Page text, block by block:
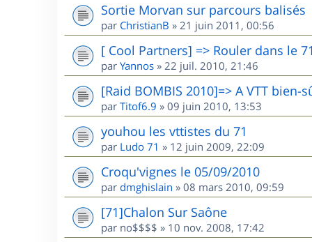
Sortie Morvan sur parcours balisés
par ChristianB » 21 juin 2011, 00:56
[ Cool Partners] => Rouler dans le 71
par Yannos » 22 juil. 2010, 21:46
[Raid BOMBIS 2010]=> A VTT bien-
par Titof6.9 » 09 juin 2010, 13:53
youhou les vttistes du 71
par Ludo 71 » 12 juin 2009, 22:09
Croqu'vignes le 05/09/2010
par dmghislain » 08 mars 2010, 09:59
[71]Chalon Sur Saône
par no$$$$ » 10 nov. 2008, 17:42